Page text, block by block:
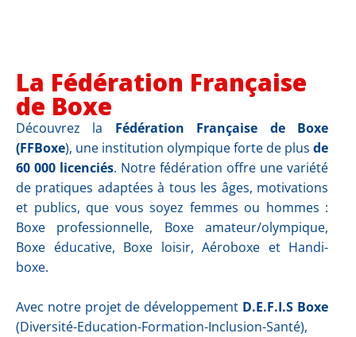
La Fédération Française
de Boxe
Découvrez la Fédération Française de Boxe
(FFBoxe), une institution olympique forte de plus de
60 000 licenciés. Notre fédération offre une variété
de pratiques adaptées à tous les âges, motivations
et publics, que vous soyez femmes ou hommes :
Boxe professionnelle, Boxe amateur/olympique,
Boxe éducative, Boxe loisir, Aéroboxe et Handi-
boxe.
Avec notre projet de développement D.E.F.I.S Boxe
(Diversité-Education-Formation-Inclusion-Santé),